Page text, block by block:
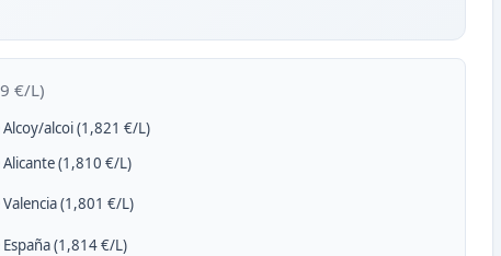
€/L)
Alcoy/alcoi (1,821 €/L)
(1,810 €/L)
(1,801 €/L)
(1,814 €/L)